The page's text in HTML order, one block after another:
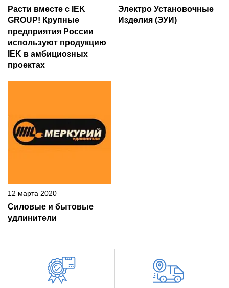
Расти вместе с IEK
GROUP! Крупные
предприятия России
используют продукцию
IEK в амбициозных
проектах
Электро Установочные
Изделия (ЭУИ)
12 марта 2020
Силовые и бытовые
удлинители